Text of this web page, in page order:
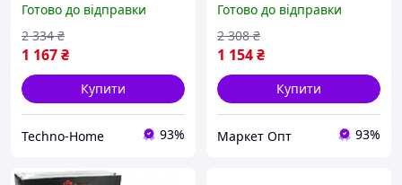
електроконвектори
опалення 2000 Вт,
електро нагрів noo/wuy
Готово до відправки
1 167₴
2 334 ₴
Купити
Techno-Home 93%
опалення 2000 Вт,
електро нагрівачі
Crownberg
Готово до відправки
1 154₴
2 308 ₴
Купити
Маркет Опт 93%